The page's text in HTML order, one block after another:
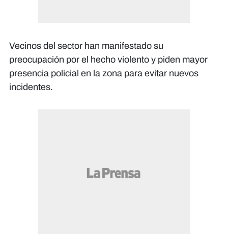
Vecinos del sector han manifestado su
preocupación por el hecho violento y piden mayor
presencia policial en la zona para evitar nuevos
incidentes.